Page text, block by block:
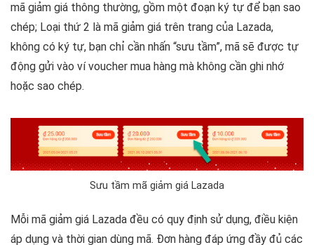
mã giảm giá thông thường, gồm một đoạn ký tự để bạn sao
chép; Loại thứ 2 là mã giảm giá trên trang của Lazada,
không có ký tự, bạn chỉ cần nhấn “sưu tầm”, mã sẽ được tự
động gửi vào ví voucher mua hàng mà không cần ghi nhớ
hoặc sao chép.
Sưu tầm mã giảm giá Lazada
Mỗi mã giảm giá Lazada đều có quy định sử dụng, điều kiện
áp dụng và thời gian dùng mã. Đơn hàng đáp ứng đầy đủ các